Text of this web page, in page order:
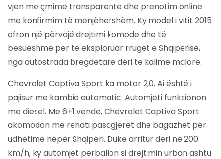
vjen me çmime transparente dhe prenotim online
me konfirmim të menjëhershëm. Ky model i vitit 2015
ofron një përvojë drejtimi komode dhe të
besueshme për të eksploruar rrugët e Shqipërisë,
nga autostrada bregdetare deri te kalime malore.
Chevrolet Captiva Sport ka motor 2,0. Ai është i
pajisur me kambio automatic. Automjeti funksionon
me diesel. Me 6+1 vende, Chevrolet Captiva Sport
akomodon me rehati pasagjerët dhe bagazhet për
udhëtime nëpër Shqipëri. Duke arritur deri në 200
km/h, ky automjet përballon si drejtimin urban ashtu